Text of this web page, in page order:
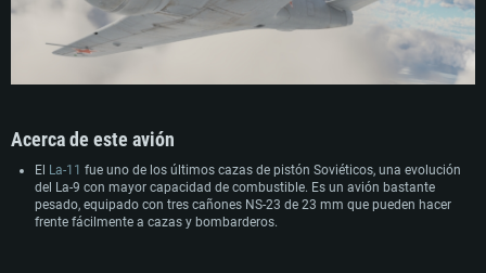
Acerca de este avión
El La-11 fue uno de los últimos cazas de pistón Soviéticos, una evolución
del La-9 con mayor capacidad de combustible. Es un avión bastante
pesado, equipado con tres cañones NS-23 de 23 mm que pueden hacer
frente fácilmente a cazas y bombarderos.